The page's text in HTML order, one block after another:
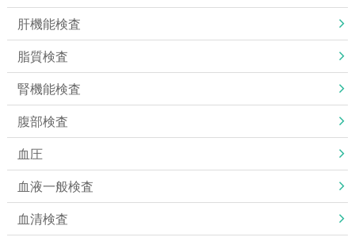
肝機能検査
脂質検査
腎機能検査
腹部検査
血圧
血液一般検査
血清検査